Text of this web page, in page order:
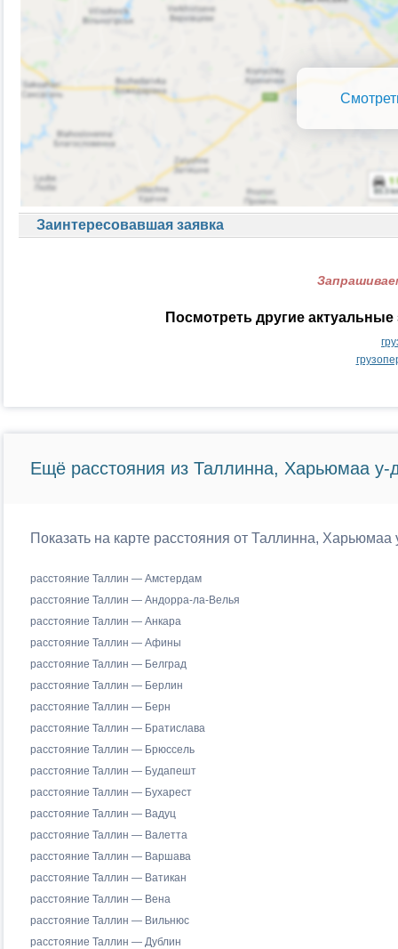
Заинтересовавшая заявка
Посмотреть другие
Ещё расстояния из Таллинна, Харьюмаа у-
Показать на карте расстояния от Таллинна,
расстояние Таллин — Амстердам
расстояние Таллин — Андорра-ла-Велья
расстояние Таллин — Анкара
расстояние Таллин — Афины
расстояние Таллин — Белград
расстояние Таллин — Берлин
расстояние Таллин — Берн
расстояние Таллин — Братислава
расстояние Таллин — Брюссель
расстояние Таллин — Будапешт
расстояние Таллин — Бухарест
расстояние Таллин — Вадуц
расстояние Таллин — Валетта
расстояние Таллин — Варшава
расстояние Таллин — Ватикан
расстояние Таллин — Вена
расстояние Таллин — Вильнюс
расстояние Таллин — Дублин